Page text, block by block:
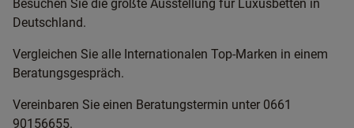
Besuchen Sie die größte Ausstellung für Luxusbetten in
Deutschland.
Vergleichen Sie alle Internationalen Top-Marken in einem
Beratungsgespräch.
Vereinbaren Sie einen Beratungstermin unter 0661
90156655.